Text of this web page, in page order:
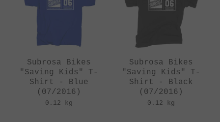
Subrosa Bikes
"Saving Kids" T-
Shirt - Blue
(07/2016)
0.12 kg
Subrosa Bikes
"Saving Kids" T-
Shirt - Black
(07/2016)
0.12 kg